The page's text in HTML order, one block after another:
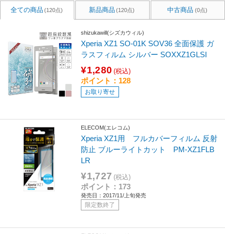
全ての商品 (120点) 新品商品 (120点) 中古商品 (0点)
shizukawill(シズカウィル)
Xperia XZ1 SO-01K SOV36 全面保護 ガ
ラスフィルム シルバー SOXXZ1GLSI
¥1,280 (税込)
ポイント：128
お取り寄せ
ELECOM(エレコム)
Xperia XZ1用 フルカバーフィルム 反射
防止 ブルーライトカット PM-XZ1FLB
LR
¥1,727 (税込)
ポイント：173
発売日：2017/11/上旬発売
限定数終了